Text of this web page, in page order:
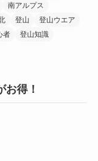
南アルプス
登山
登山ウエア
者
登山知識
得！